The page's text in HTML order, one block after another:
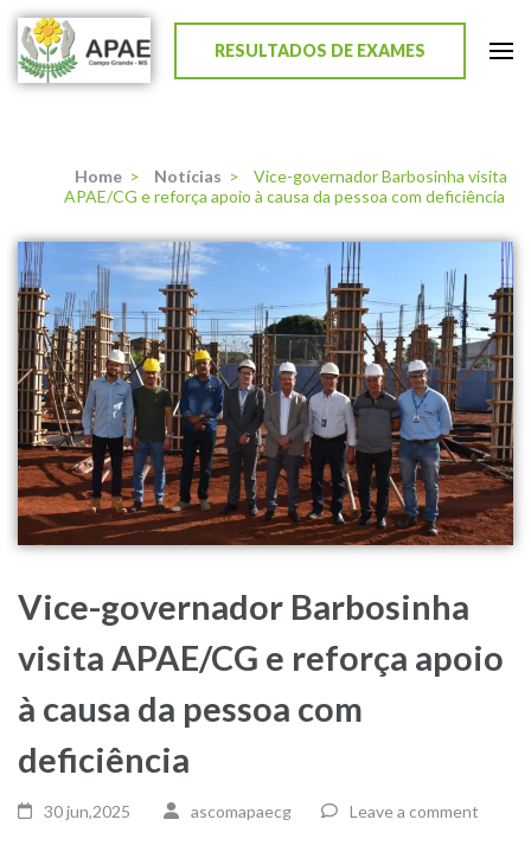
APAE de Campo Grande
RESULTADOS DE EXAMES
Home > Notícias >
Vice-governador Barbosinha visita
APAE/CG e reforça apoio à causa da pessoa com deficiência
Vice-governador Barbosinha
visita APAE/CG e reforça apoio
à causa da pessoa com
deficiência
30 jun,2025 ascomapaecg Leave a comment